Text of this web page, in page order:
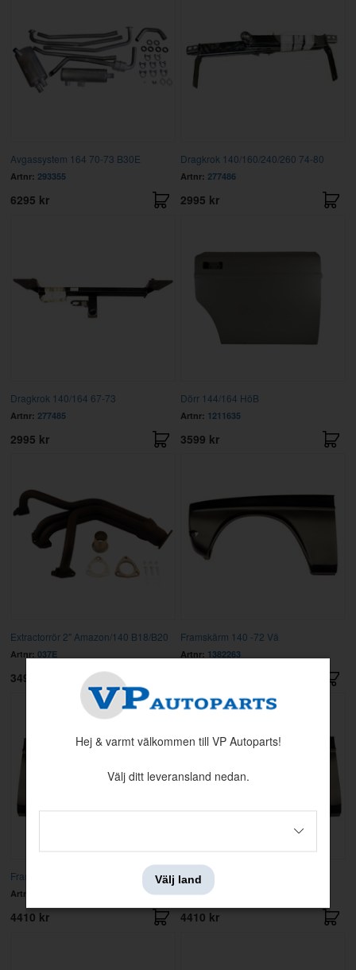
Avgassystem 164 70-73 B30E
Artnr: 293355
6295 kr
Dragkrok 140/160/240/260 74-80
Artnr: 277486
2995 kr
Dragkrok 140/164 67-73
Artnr: 277485
2995 kr
Dörr 144/164 HöB
Artnr: 1211635
3599 kr
Extractorrör 2" Amazon/140 B18/B20
Artnr: 037E
3495 kr
Framskärm 140 -72 Vä
Artnr: 1382263
Framskärm 140 73- Hö
Artnr:
4410 kr
Framskärm 140 73- Vä
Artnr:1382271
4410 kr
Hej & varmt välkommen till VP Autoparts!
Välj ditt leveransland nedan.
Välj land